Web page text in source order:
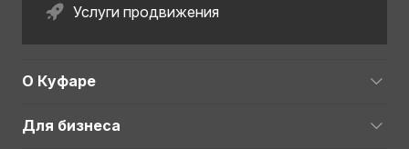
Услуги продвижения
О Куфаре
Для бизнеса